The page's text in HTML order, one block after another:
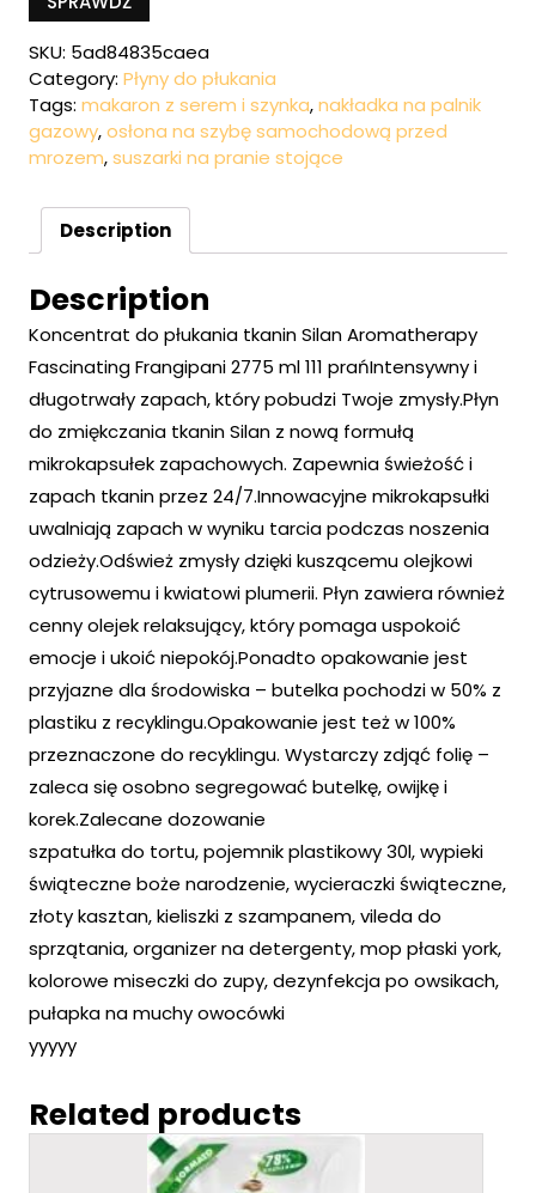
SKU: 5ad84835caea
Category: Płyny do płukania
Tags: makaron z serem i szynka,nakładka na palnik
gazowy,osłona na szybę samochodową przed
mrozem,suszarki na pranie stojące
Description
Description
Koncentrat do płukania tkanin Silan Aromatherapy
Fascinating Frangipani 2775 ml 111 prańIntensywny i
długotrwały zapach, który pobudzi Twoje zmysły.Płyn
do zmiękczania tkanin Silan z nową formułą
mikrokapsułek zapachowych. Zapewnia świeżość i
zapach tkanin przez 24/7.Innowacyjne mikrokapsułki
uwalniają zapach w wyniku tarcia podczas noszenia
odzieży.Odśwież zmysły dzięki kuszącemu olejkowi
cytrusowemu i kwiatowi plumerii. Płyn zawiera również
cenny olejek relaksujący, który pomaga uspokoić
emocje i ukoić niepokój.Ponadto opakowanie jest
przyjazne dla środowiska – butelka pochodzi w 50% z
plastiku z recyklingu.Opakowanie jest też w 100%
przeznaczone do recyklingu. Wystarczy zdjąć folię –
zaleca się osobno segregować butelkę, owijkę i
korek.Zalecane dozowanie
szpatułka do tortu, pojemnik plastikowy 30l, wypieki
świąteczne boże narodzenie, wycieraczki świąteczne,
złoty kasztan, kieliszki z szampanem, vileda do
sprzątania, organizer na detergenty, mop płaski york,
kolorowe miseczki do zupy, dezynfekcja po owsikach,
pułapka na muchy owocówki
yyyyy
Related products